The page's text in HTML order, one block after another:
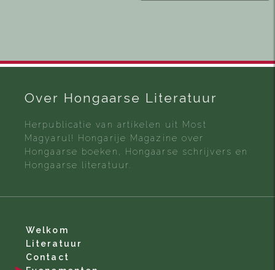
Over Hongaarse Literatuur
Herpublicatie van artikelen uit Most
Magyarul! Hongarije Magazine over
Hongaarse boeken, Hongaarse schrijvers en
Hongaarse literatuur.
Welkom
Literatuur
Contact